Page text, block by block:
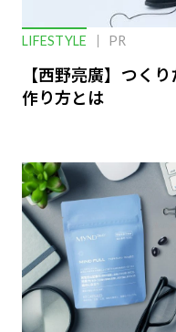
LIFESTYLE PR
【西野亮廣】つく
作り方とは